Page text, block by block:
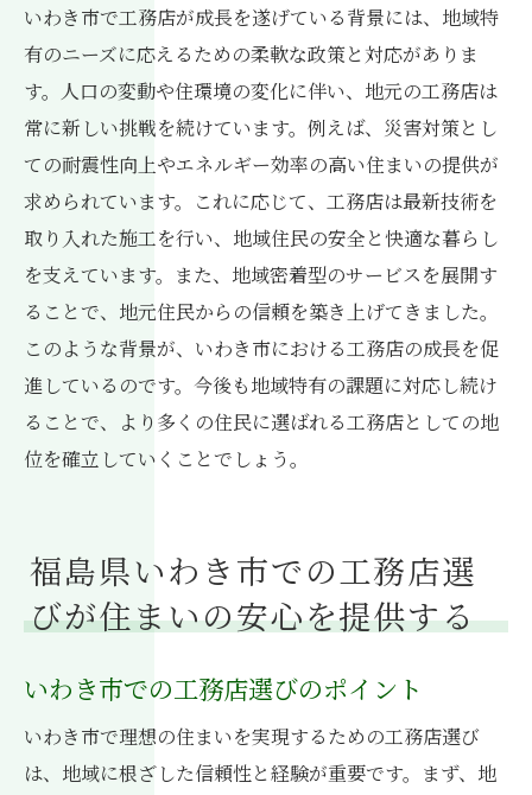
いわき市で工務店が成長を遂げている背景には、地域特
有のニーズに応えるための柔軟な政策と対応がありま
す。人口の変動や住環境の変化に伴い、地元の工務店は
常に新しい挑戦を続けています。例えば、災害対策とし
ての耐震性向上やエネルギー効率の高い住まいの提供が
求められています。これに応じて、工務店は最新技術を
取り入れた施工を行い、地域住民の安全と快適な暮らし
を支えています。また、地域密着型のサービスを展開す
ることで、地元住民からの信頼を築き上げてきました。
このような背景が、いわき市における工務店の成長を促
進しているのです。今後も地域特有の課題に対応し続け
ることで、より多くの住民に選ばれる工務店としての地
位を確立していくことでしょう。
福島県いわき市での工務店選
びが住まいの安心を提供する
いわき市での工務店選びのポイント
いわき市で理想の住まいを実現するための工務店選び
は、地域に根ざした信頼性と経験が重要です。まず、地